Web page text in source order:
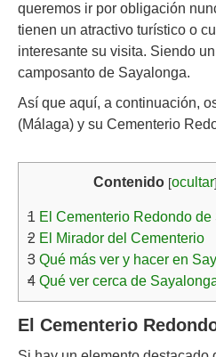
queremos ir por obligación
tienen un atractivo turístico o
interesante su visita. Siendo
camposanto de Sayalonga.
Así que aquí, a continuación,
(Málaga) y su Cementerio
Contenido [ocultar]
1 El Cementerio Redondo
2 El Mirador del Cementerio
3 Qué más ver y hacer en
4 Qué ver cerca de
El Cementerio